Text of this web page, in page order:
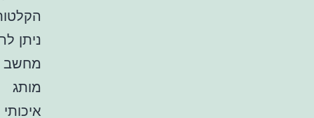
ניתן לרכוש